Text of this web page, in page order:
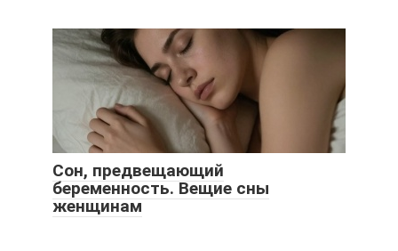
Сон, предвещающий
беременность. Вещие сны
женщинам